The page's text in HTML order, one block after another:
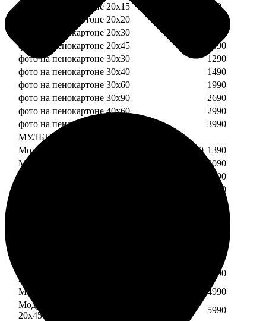
фото на пенокартоне 20х15
690
фото на пенокартоне 20х20
фото на пенокартоне 20х30
фото на пенокартоне 20х45
1090
фото на пенокартоне 30х30
1290
фото на пенокартоне 30х40
1490
фото на пенокартоне 30х60
1990
фото на пенокартоне 30х90
2690
фото на пенокартоне 40х60
2990
фото на пенокартоне 50х70
3990
МУЛЬТИПЕНОКАРТОН
Модульный пенокартон из двух частей 20х20 1390
Модульный пенокартон из трех частей 20х20
2090
1590
2390
2990
20х45
3990
Модульный пенокартон из пяти частей 20х45
4990
Модульный пенокартон из шести частей
20х45
5990